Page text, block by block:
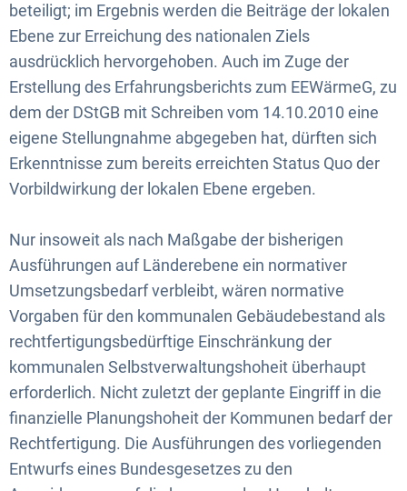
beteiligt; im Ergebnis werden die Beiträge der lokalen
Ebene zur Erreichung des nationalen Ziels
ausdrücklich hervorgehoben. Auch im Zuge der
Erstellung des Erfahrungsberichts zum EEWärmeG, zu
dem der DStGB mit Schreiben vom 14.10.2010 eine
eigene Stellungnahme abgegeben hat, dürften sich
Erkenntnisse zum bereits erreichten Status Quo der
Vorbildwirkung der lokalen Ebene ergeben.
Nur insoweit als nach Maßgabe der bisherigen
Ausführungen auf Länderebene ein normativer
Umsetzungsbedarf verbleibt, wären normative
Vorgaben für den kommunalen Gebäudebestand als
rechtfertigungsbedürftige Einschränkung der
kommunalen Selbstverwaltungshoheit überhaupt
erforderlich. Nicht zuletzt der geplante Eingriff in die
finanzielle Planungshoheit der Kommunen bedarf der
Rechtfertigung. Die Ausführungen des vorliegenden
Entwurfs eines Bundesgesetzes zu den